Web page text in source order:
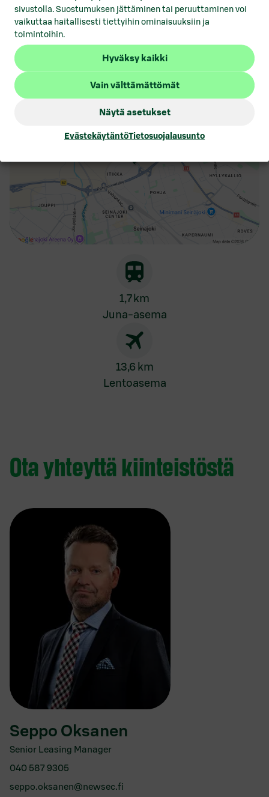
sivustolla. Suostumuksen jättäminen tai peruuttaminen voi
vaikuttaa haitallisesti tiettyihin ominaisuuksiin ja
toimintoihin.
Hyväksy kaikki
Vain välttämättömät
Näytä asetukset
EvästekäytäntöTietosuojalausunto
Joupiskan laskettelurinteille.
Rengastie 2, Itikka, 60120, Seinäjoki
1,7 km
Juna-asema
13,6 km
Lentoasema
Ota yhteyttä kiinteistöstä
Seppo Oksanen
Senior Leasing Manager
040 587 9305
seppo.oksanen@newsec.fi